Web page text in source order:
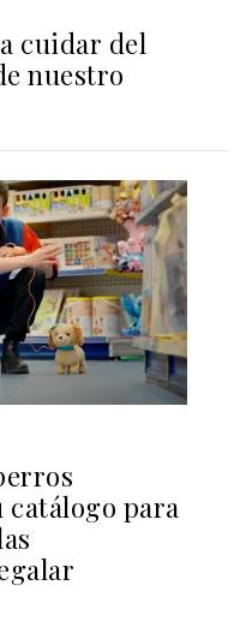
cuidar del
nuestro
catálogo para